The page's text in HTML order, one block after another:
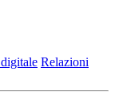
Relazioni